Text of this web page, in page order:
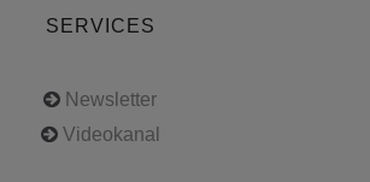
SERVICES
Newsletter
Videokanal